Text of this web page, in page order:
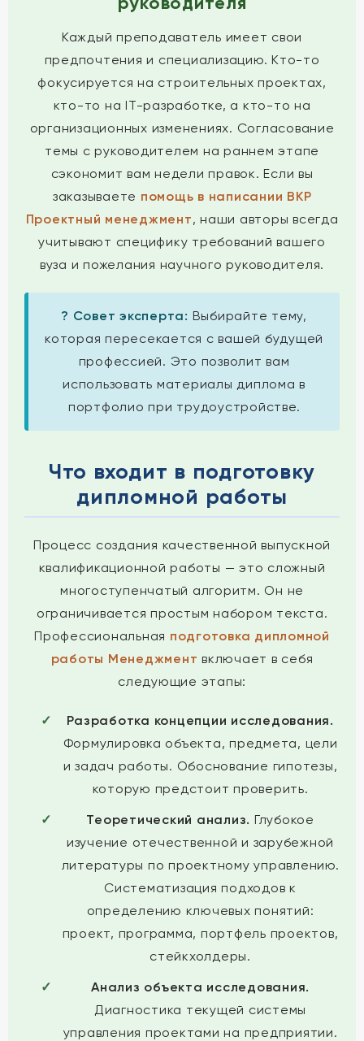
Каждый преподаватель имеет свои
предпочтения и специализацию. Кто-то
фокусируется на строительных проектах,
кто-то на IT-разработке, а кто-то на
организационных изменениях. Согласование
темы с руководителем на раннем этапе
сэкономит вам недели правок. Если вы
заказываете помощь в написании ВКР
Проектный менеджмент, наши авторы всегда
учитывают специфику требований вашего
вуза и пожелания научного руководителя.
? Совет эксперта: Выбирайте тему,
которая пересекается с вашей будущей
профессией. Это позволит вам
использовать материалы диплома в
портфолио при трудоустройстве.
Что входит в подготовку
дипломной работы
Процесс создания качественной выпускной
квалификационной работы — это сложный
многоступенчатый алгоритм. Он не
ограничивается простым набором текста.
Профессиональная подготовка дипломной
работы Менеджмент включает в себя
следующие этапы:
Разработка концепции исследования.
Формулировка объекта, предмета, цели
и задач работы. Обоснование гипотезы,
которую предстоит проверить.
Теоретический анализ. Глубокое
изучение отечественной и зарубежной
литературы по проектному управлению.
Систематизация подходов к
определению ключевых понятий:
проект, программа, портфель проектов,
стейкхолдеры.
Анализ объекта исследования.
Диагностика текущей системы
управления проектами на предприятии.